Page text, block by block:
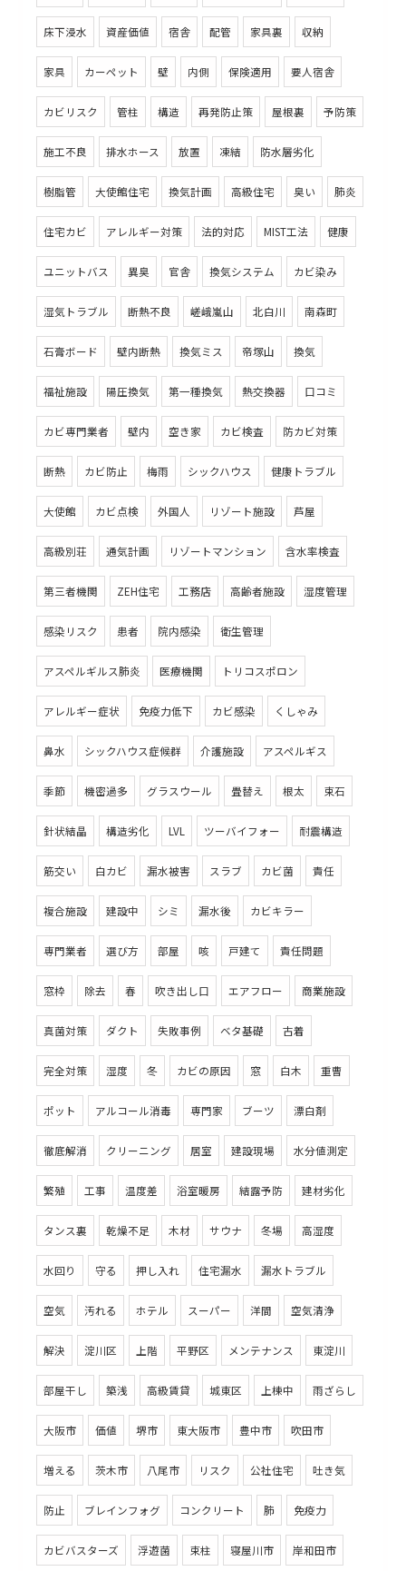
床下浸水 資産価値 宿舎 配管 家具裏 収納
家具 カーペット 壁 内側 保険適用 要人宿舎
カビリスク 管柱 構造 再発防止策 屋根裏 予防策
施工不良 排水ホース 放置 凍結 防水層劣化
樹脂管 大使館住宅 換気計画 高級住宅 臭い 肺炎
住宅カビ アレルギー対策 法的対応 MIST工法 健康
ユニットバス 異臭 官舎 換気システム カビ染み
湿気トラブル 断熱不良 嵯峨嵐山 北白川 南森町
石膏ボード 壁内断熱 換気ミス 帝塚山 換気
福祉施設 陽圧換気 第一種換気 熱交換器 口コミ
カビ専門業者 壁内 空き家 カビ検査 防カビ対策
断熱 カビ防止 梅雨 シックハウス 健康トラブル
大使館 カビ点検 外国人 リゾート施設 芦屋
高級別荘 通気計画 リゾートマンション 含水率検査
第三者機関 ZEH住宅 工務店 高齢者施設 湿度管理
感染リスク 患者 院内感染 衛生管理
アスペルギルス肺炎 医療機関 トリコスポロン
アレルギー症状 免疫力低下 カビ感染 くしゃみ
鼻水 シックハウス症候群 介護施設 アスペルギス
季節 機密過多 グラスウール 畳替え 根太 束石
針状結晶 構造劣化 LVL ツーバイフォー 耐震構造
筋交い 白カビ 漏水被害 スラブ カビ菌 責任
複合施設 建設中 シミ 漏水後 カビキラー
専門業者 選び方 部屋 咳 戸建て 責任問題
窓枠 除去 春 吹き出し口 エアフロー 商業施設
真菌対策 ダクト 失敗事例 ベタ基礎 古着
完全対策 湿度 冬 カビの原因 窓 白木 重曹
ポット アルコール消毒 専門家 ブーツ 漂白剤
徹底解消 クリーニング 居室 建設現場 水分値測定
繁殖 工事 温度差 浴室暖房 結露予防 建材劣化
タンス裏 乾燥不足 木材 サウナ 冬場 高湿度
水回り 守る 押し入れ 住宅漏水 漏水トラブル
空気 汚れる ホテル スーパー 洋間 空気清浄
解決 淀川区 上階 平野区 メンテナンス 東淀川
部屋干し 築浅 高級賃貸 城東区 上棟中 雨ざらし
大阪市 価値 堺市 東大阪市 豊中市 吹田市
増える 茨木市 八尾市 リスク 公社住宅 吐き気
防止 ブレインフォグ コンクリート 肺 免疫力
カビバスターズ 浮遊菌 束柱 寝屋川市 岸和田市